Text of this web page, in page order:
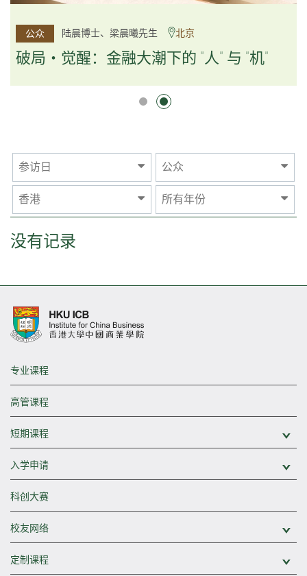
公众 杨文斌先生、邱良弼先生 广州
逻辑×算法：重塑资产配置内核
逻辑×算法：重塑资产配置内核
公众 陆晨博士、梁晨曦先生 北京
破局・觉醒：金融大潮下的 "人" 与 "机"
参访日 公众
香港 所有年份
没有记录
专业课程
高管课程
短期课程
入学申请
科创大赛
校友网络
定制课程